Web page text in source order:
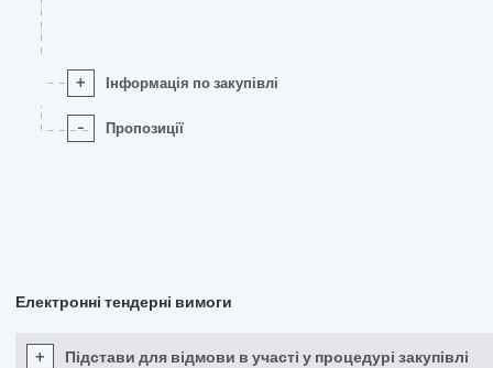
+ Інформація по закупівлі
- Пропозиції
Електронні тендерні вимоги
+ Підстави для відмови в участі у процедурі закупівлі